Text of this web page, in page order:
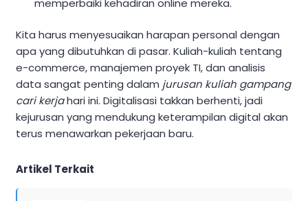
Kita harus menyesuaikan harapan personal dengan
apa yang dibutuhkan di pasar. Kuliah-kuliah tentang
e-commerce, manajemen proyek TI, dan analisis
data sangat penting dalam jurusan kuliah gampang
cari kerjahari ini. Digitalisasi takkan berhenti, jadi
kejurusan yang mendukung keterampilan digital akan
terus menawarkan pekerjaan baru.
Artikel Terkait